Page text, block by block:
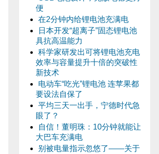
便
在2分钟内给锂电池充满电
日本开发“超离子”固态锂电池
具抗高温能力
科学家研发出可将锂电池充电
效率与容量提升十倍的突破性
新技术
电动车“吃光”锂电池 连苹果都
要设法自保了
平均三天一出手，宁德时代急
眼了？
自信！董明珠：10分钟就能让
大巴车充满电
别被电量指示忽悠了——关于